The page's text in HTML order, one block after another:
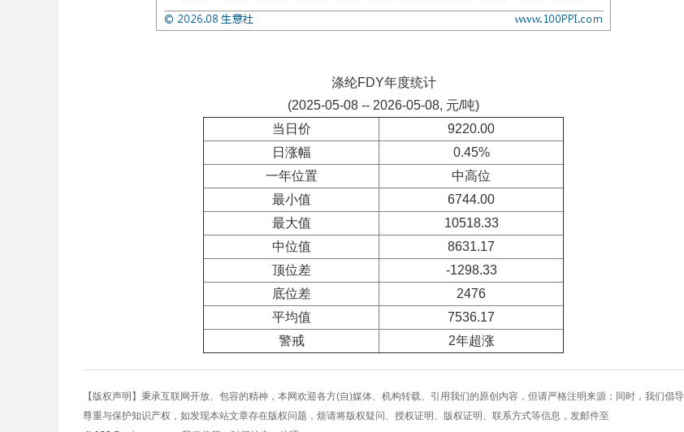
涤纶FDY年度统计
(2025-05-08 -- 2026-05-08, 元/吨)
当日价
9220.00
日涨幅
0.45%
一年位置
中高位
最小值
6744.00
最大值
10518.33
中位值
8631.17
顶位差
-1298.33
底位差
2476
平均值
7536.17
警戒
2年超涨
【版权声明】秉承互联网开放、包容的精神，本网欢迎各方(自)媒体、机构转载、引用我们的原创内容，但请严格注明来源；同时，我们倡导
尊重与保护知识产权，如发现本站文章存在版权问题，烦请将版权疑问、授权证明、版权证明、联系方式等信息，发邮件至